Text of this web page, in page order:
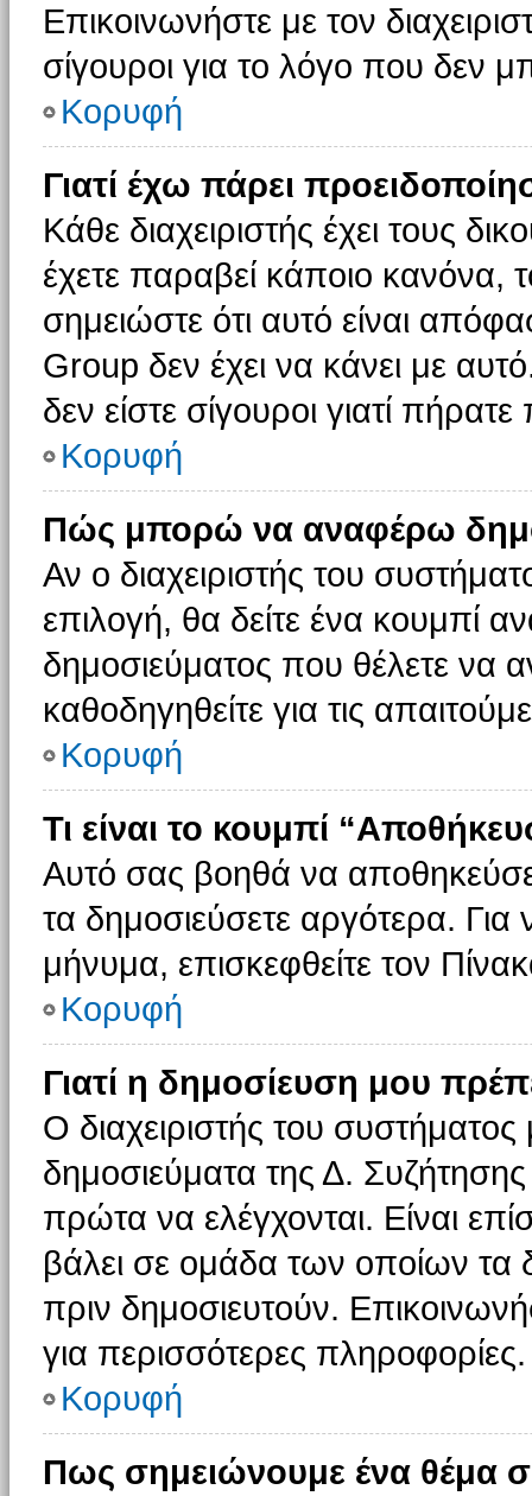
Επικοινωνήστε με τον
σίγουροι για το λόγο που δεν
Κορυφή
Γιατί έχω πάρει
Κάθε διαχειριστής έχει τους
έχετε παραβεί κάποιο κανόνα,
σημειώστε ότι αυτό είναι
Group δεν έχει να κάνει με
δεν είστε σίγουροι γιατί
Κορυφή
Πώς μπορώ να αναφέρω
Αν ο διαχειριστής του
επιλογή, θα δείτε ένα κουμπί
δημοσιεύματος που θέλετε να
καθοδηγηθείτε για τις
Κορυφή
Τι είναι το κουμπί
Αυτό σας βοηθά να
τα δημοσιεύσετε αργότερα.
μήνυμα, επισκεφθείτε τον
Κορυφή
Γιατί η δημοσίευση μου
Ο διαχειριστής του συστήματος
δημοσιεύματα της Δ.
πρώτα να ελέγχονται. Είναι
βάλει σε ομάδα των οποίων τα
πριν δημοσιευτούν.
για περισσότερες πληροφορίες.
Κορυφή
Πως σημειώνουμε ένα θέμα